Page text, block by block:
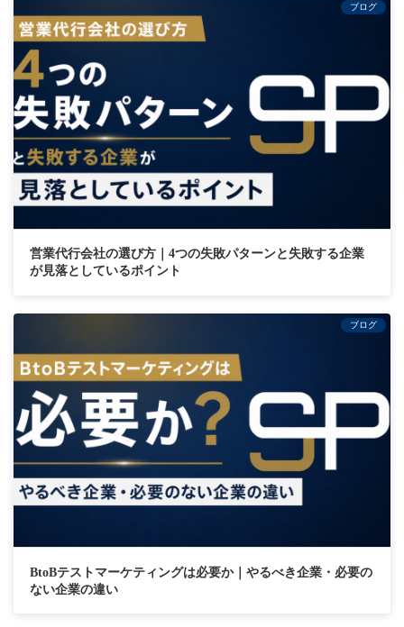
ブログ
営業代行会社の選び方｜4つの失敗パターンと失敗する企業
が見落としているポイント
ブログ
BtoBテストマーケティングは必要か｜やるべき企業・必要の
ない企業の違い